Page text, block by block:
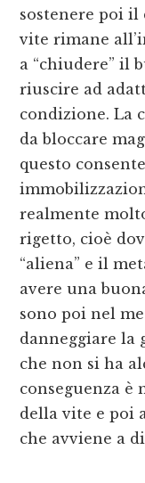
sostenere poi il
vite rimane
a “chiudere” il
riuscire ad
condizione. La
da bloccare
questo
realmente
rigetto, cioè
“aliena” e il
avere una
sono poi nel
danneggiare la
che non si ha
conseguenza è
della vite e poi
che avviene a